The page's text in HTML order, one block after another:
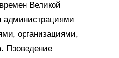
Великой
администрациями
организациями,
Проведение